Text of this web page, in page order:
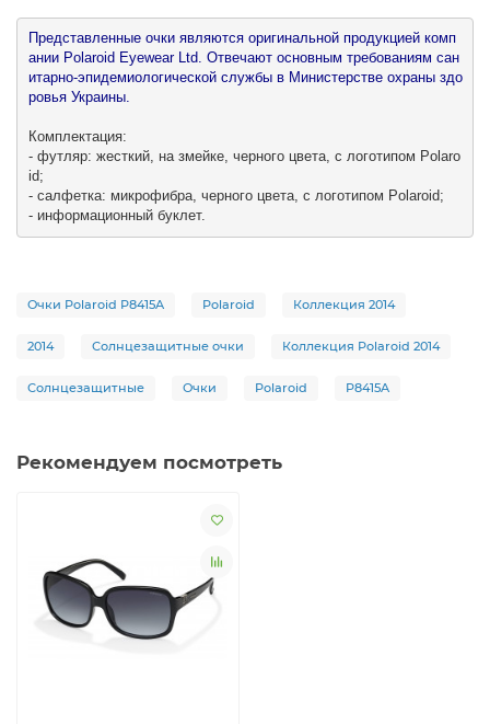
Представленные очки являются оригинальной продукцией комп
ании Polaroid Eyewear Ltd. Отвечают основным требованиям сан
итарно-эпидемиологической службы в Министерстве охраны здо
ровья Украины.
Комплектация:
- футляр: жесткий, на змейке, черного цвета, с логотипом Polaro
id;
- салфетка: микрофибра, черного цвета, с логотипом Polaroid;
- информационный буклет.
Очки Polaroid P8415A Polaroid Коллекция 2014
2014 Солнцезащитные очки Коллекция Polaroid 2014
Солнцезащитные Очки Polaroid P8415A
Рекомендуем посмотреть